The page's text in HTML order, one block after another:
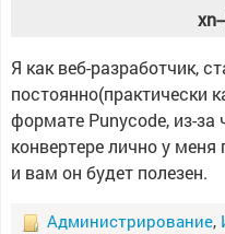
Я как веб-разработчик,
формате Punycode, из-за
конвертере лично у
и вам он будет полезен.
Администрирование,